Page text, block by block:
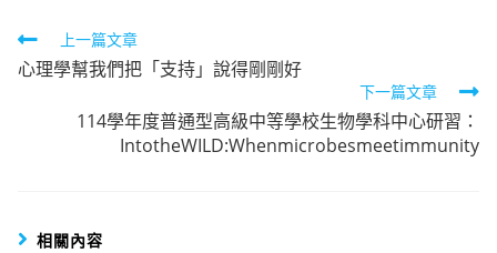
Read
more
上一篇文章
心理學幫我們把「支持」說得剛剛好
下一篇文章
114學年度普通型高級中等學校生物學科中心研習：
IntotheWILD:Whenmicrobesmeetimmunity
相關內容